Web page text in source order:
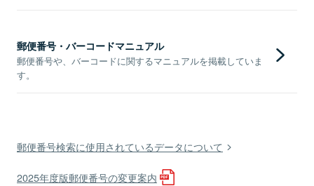
郵便番号・バーコードマニュアル
郵便番号や、バーコードに関するマニュアルを掲載していま
す。
郵便番号検索に使用されているデータについて
2025年度版郵便番号の変更案内